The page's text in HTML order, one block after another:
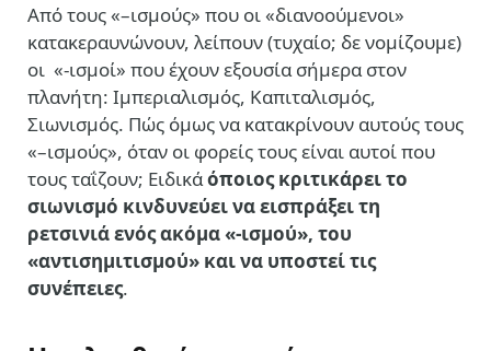
Από τους «–ισμούς» που οι «διανοούμενοι»
κατακεραυνώνουν, λείπουν (τυχαίο; δε νομίζουμε)
οι «-ισμοί» που έχουν εξουσία σήμερα στον
πλανήτη: Ιμπεριαλισμός, Καπιταλισμός,
Σιωνισμός. Πώς όμως να κατακρίνουν αυτούς τους
«–ισμούς», όταν οι φορείς τους είναι αυτοί που
τους ταΐζουν; Ειδικάόποιος κριτικάρει το
σιωνισμό κινδυνεύει να εισπράξει τη
ρετσινιά ενός ακόμα «-ισμού», του
«αντισημιτισμού» και να υποστεί τις
συνέπειες.